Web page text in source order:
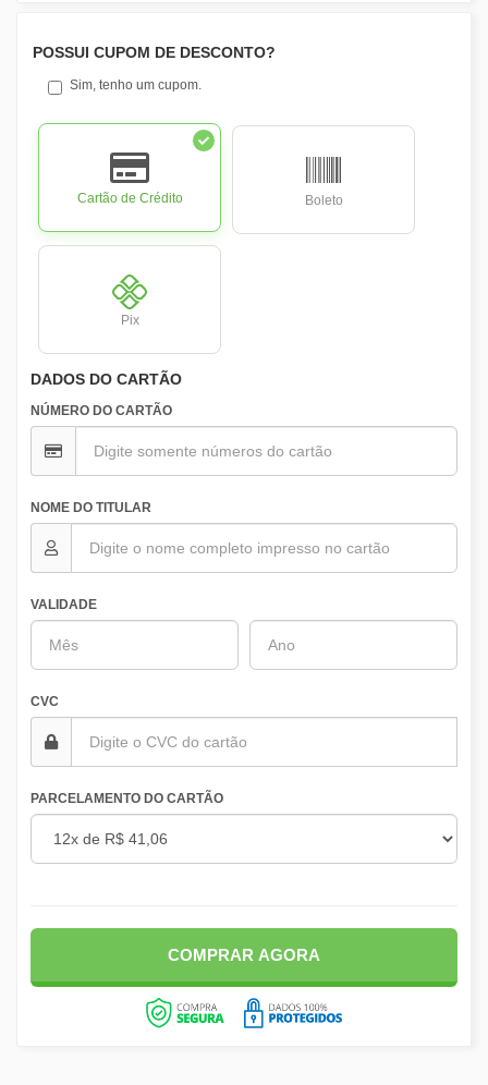
POSSUI CUPOM DE DESCONTO?
Sim, tenho um cupom.
Cartão de Crédito Boleto
Pix
DADOS DO CARTÃO
NÚMERO DO CARTÃO
NOME DO TITULAR
VALIDADE
CVC
PARCELAMENTO DO CARTÃO
COMPRAR AGORA